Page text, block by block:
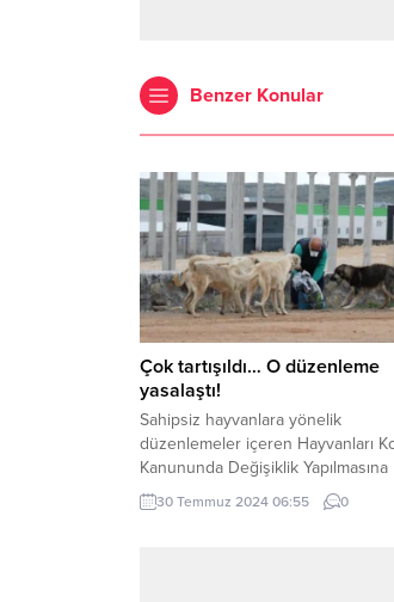
Benzer Konular
Çok tartışıldı… O düzenleme
yasalaştı!
Sahipsiz hayvanlara yönelik
düzenlemeler içeren Hayvanları
Kanununda Değişiklik Yapılmasına
Kanun Teklifi, TBMM Genel
kabul edilerek yasalaştı. ANKARA
30 Temmuz 2024 06:55 0